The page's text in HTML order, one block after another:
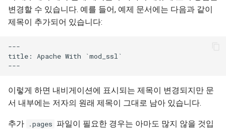
변경할 수 있습니다. 예를 들어, 예제 문서에는 다음과 같이
제목이 추가되어 있습니다:
---
title: Apache With `mod_ssl`
이렇게 하면 내비게이션에 표시되는 제목이 변경되지만 문
서 내부에는 저자의 원래 제목이 그대로 남아 있습니다.
추가 .pages 파일이 필요한 경우는 아마도 많지 않을 것입